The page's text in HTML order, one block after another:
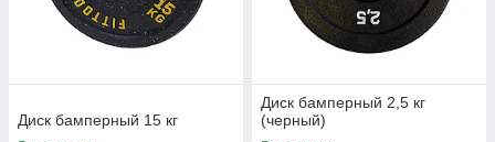
Диск бамперный 15 кг
Диск бамперный 2,5 кг
(черный)